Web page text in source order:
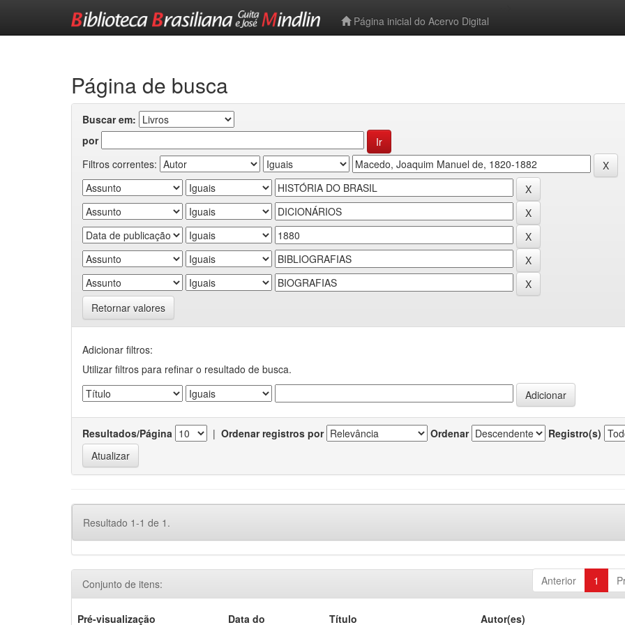
Página inicial do Acervo Digital
Página de busca
Buscar em:
por
Filtros correntes:
Retornar valores
Adicionar filtros:
Utilizar filtros para refinar o resultado de busca.
Resultados/Página | Ordenar registros por Ordenar Registro(s)
Resultado 1-1 de 1.
Anterior 1
Conjunto de itens:
Pré-visualização Data do Título Autor(es)